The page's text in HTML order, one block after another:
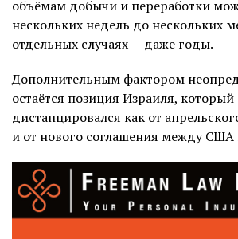
объёмам добычи и переработки
нескольких недель до нескольких
отдельных случаях — даже годы.
Дополнительным фактором
остаётся позиция Израиля, который
дистанцировался как от
и от нового соглашения между